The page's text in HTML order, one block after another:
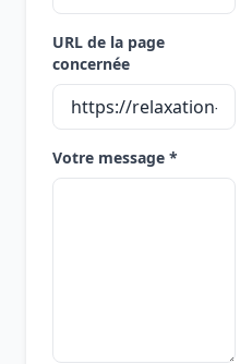
URL de la page
concernée
Votre message *